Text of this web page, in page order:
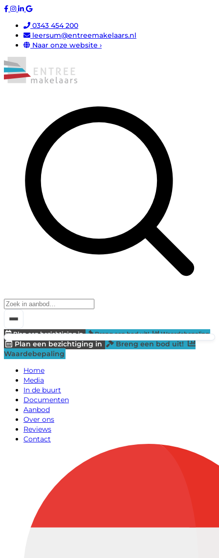
0343 454 200
leersum@entreemakelaars.nl
Naar onze website ›
Plan een bezichtiging in Breng een bod uit! Waardebepaling
Plan een bezichtiging in
Breng een bod uit!
Waardebepaling
Home
Media
In de buurt
Documenten
Aanbod
Over ons
Reviews
Contact